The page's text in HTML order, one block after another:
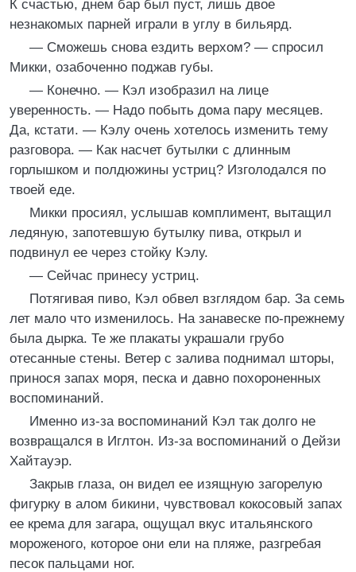
К счастью, днем бар был пуст, лишь двое
незнакомых парней играли в углу в бильярд.
— Сможешь снова ездить верхом? — спросил
Микки, озабоченно поджав губы.
— Конечно. — Кэл изобразил на лице
уверенность. — Надо побыть дома пару месяцев.
Да, кстати. — Кэлу очень хотелось изменить тему
разговора. — Как насчет бутылки с длинным
горлышком и полдюжины устриц? Изголодался по
твоей еде.
Микки просиял, услышав комплимент, вытащил
ледяную, запотевшую бутылку пива, открыл и
подвинул ее через стойку Кэлу.
— Сейчас принесу устриц.
Потягивая пиво, Кэл обвел взглядом бар. За семь
лет мало что изменилось. На занавеске по-прежнему
была дырка. Те же плакаты украшали грубо
отесанные стены. Ветер с залива поднимал шторы,
принося запах моря, песка и давно похороненных
воспоминаний.
Именно из-за воспоминаний Кэл так долго не
возвращался в Иглтон. Из-за воспоминаний о Дейзи
Хайтауэр.
Закрыв глаза, он видел ее изящную загорелую
фигурку в алом бикини, чувствовал кокосовый запах
ее крема для загара, ощущал вкус итальянского
мороженого, которое они ели на пляже, разгребая
песок пальцами ног.